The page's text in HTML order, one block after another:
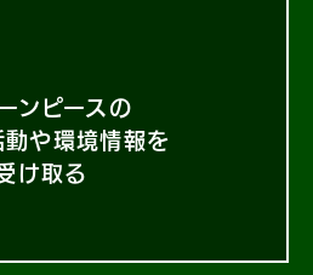
ンピースの
動や環境情報を
け取る